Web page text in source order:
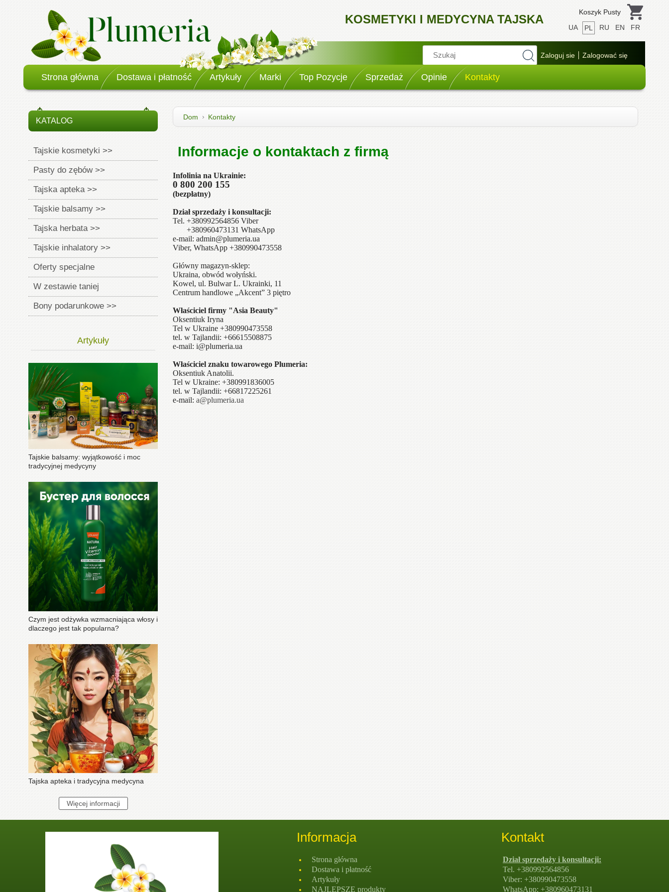
KOSMETYKI I MEDYCYNA TAJSKA
Koszyk Pusty
UA
PL RU EN FR
Strona główna Dostawa i płatność Artykuły Marki Top Pozycje Sprzedaż Opinie Kontakty
KATALOG
Tajskie kosmetyki >>
Pasty do zębów >>
Tajska apteka >>
Tajskie balsamy >>
Tajska herbata >>
Tajskie inhalatory >>
Oferty specjalne
W zestawie taniej
Bony podarunkowe >>
Artykuły
Tajskie balsamy: wyjątkowość i moc
tradycyjnej medycyny
Czym jest odżywka wzmacniająca włosy i
dlaczego jest tak popularna?
Tajska apteka i tradycyjna medycyna
Dom Kontakty
Informacje o kontaktach z firmą
Infolinia na Ukrainie:
0 800 200 155
(bezpłatny)
Dział sprzedaży i konsultacji:
Tel. +380992564856 Viber
+380960473131 WhatsApp
e-mail: admin@plumeria.ua
Viber, WhatsApp +380990473558
Główny magazyn-sklep:
Ukraina, obwód wołyński.
Kowel, ul. Bulwar L. Ukrainki, 11
Centrum handlowe „Akcent” 3 piętro
Właściciel firmy "Asia Beauty"
Oksentiuk Iryna
Tel w Ukraine +380990473558
tel. w Tajlandii: +66615508875
e-mail: i@plumeria.ua
Właściciel znaku towarowego Plumeria:
Oksentiuk Anatolii.
Tel w Ukraine: +380991836005
tel. w Tajlandii: +66817225261
e-mail: a@plumeria.ua
Informacja
Strona głównа
Dostawa i płatność
Artykuły
NAJLEPSZE produkty
Kontakt
Dział sprzedaży i konsultacji:
Tel. +380992564856
Viber: +380990473558
WhatsApp: +380960473131